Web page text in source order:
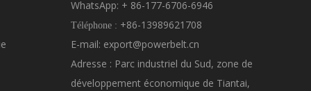
WhatsApp: + 86-177-6706-6946
Téléphone : +86-13989621708
E-mail: export@powerbelt.cn
Adresse : Parc industriel du Sud, zone de
développement économique de Tiantai,